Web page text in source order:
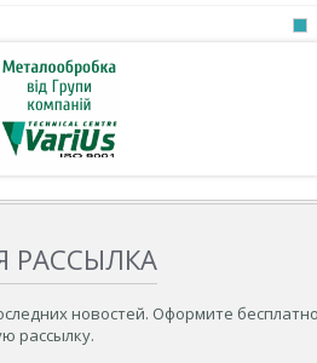
РАССЫЛКА
новостей. Оформите
рассылку.